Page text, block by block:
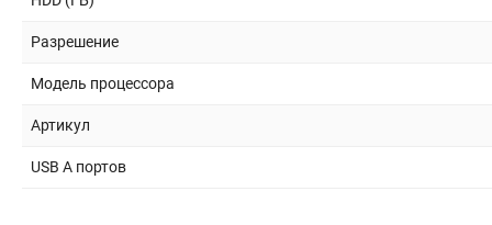
Разрешение
Модель процессора
Артикул
USB A портов